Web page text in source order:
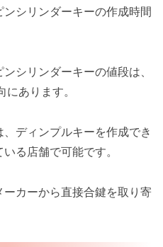
シリンダーキーの作成時間
シリンダーキーの値段は、
あります。
ディンプルキーを作成でき
る店舗で可能です。
カーから直接合鍵を取り寄